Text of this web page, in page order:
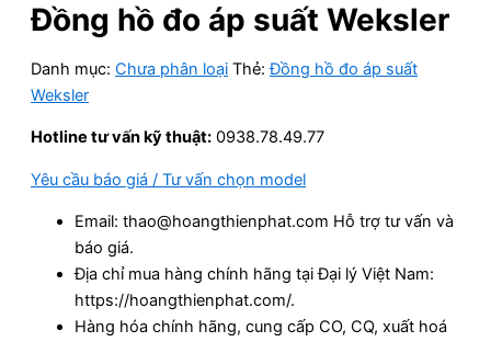
Đồng hồ đo áp suất Weksler
Danh mục: Chưa phân loại Thẻ:Đồng hồ đo áp suất
Weksler
Hotline tư vấn kỹ thuật: 0938.78.49.77
Yêu cầu báo giá / Tư vấn chọn model
Email: thao@hoangthienphat.com Hỗ trợ tư vấn và
báo giá.
Địa chỉ mua hàng chính hãng tại Đại lý Việt Nam:
https://hoangthienphat.com/.
Hàng hóa chính hãng, cung cấp CO, CQ, xuất hoá